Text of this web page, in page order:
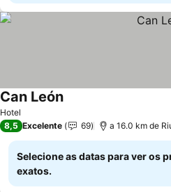
Hotel
Can León
8,5 Excelente 69 a 16.0 km de
Selecione as datas para ver os
exatos.